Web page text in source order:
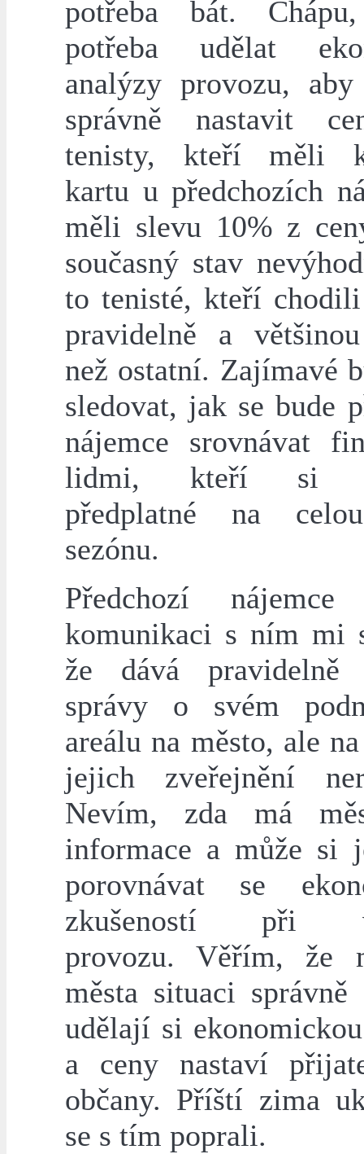
potřeba bát.
potřeba udělat
analýzy provozu,
správně nastavit
tenisty, kteří měli
kartu u předchozích
měli slevu 10% z
současný stav
to tenisté, kteří
pravidelně a
než ostatní. Zajímavé
sledovat, jak se bude
nájemce srovnávat
lidmi, kteří si
předplatné na
sezónu.
Předchozí
komunikaci s ním mi
že dává pravidelně
správy o svém
areálu na město, ale
jejich zveřejnění
Nevím, zda má
informace a může si
porovnávat se
zkušeností při
provozu. Věřím, že
města situaci správně
udělají si
a ceny nastaví
občany. Příští zima
se s tím poprali.